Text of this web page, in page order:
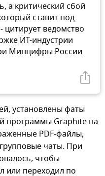
а критический сбой
ставит под
ведомство
ИТ-индустрии
Минцифры России
установлены фаты
программы Graphite на
PDF-файлы,
чаты. При
чтобы
или переходил по